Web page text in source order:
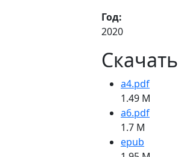
Год:
2020
Скачать
a4.pdf
1.49 M
a6.pdf
1.7 M
epub